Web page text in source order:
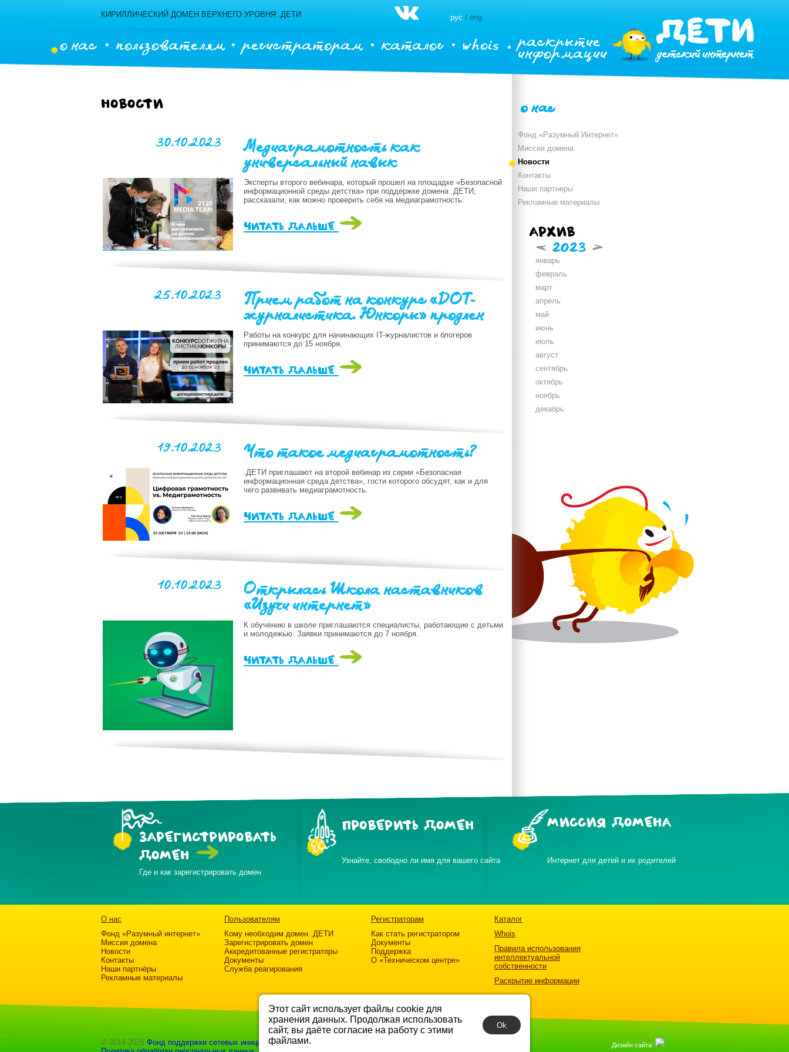
Этот сайт использует файлы cookie для
хранения данных. Продолжая использовать
сайт, вы даёте согласие на работу с этими
файлами.
Ok
КИРИЛЛИЧЕСКИЙ ДОМЕН ВЕРХНЕГО УРОВНЯ .ДЕТИ рус / eng
о нас пользователям регистраторам каталог whois раскрытие
информации
Новости
30.10.2023
Медиаграмотность как
универсальный навык
Эксперты второго вебинара, который прошел на площадке «Безопасной
информационной среды детства» при поддержке домена .ДЕТИ,
рассказали, как можно проверить себя на медиаграмотность.
читать дальше
25.10.2023
Прием работ на конкурс «DOT-
журналистика. Юнкоры» продлен
Работы на конкурс для начинающих IT-журналистов и блогеров
принимаются до 15 ноября.
читать дальше
19.10.2023 Что такое медиаграмотность?
.ДЕТИ приглашают на второй вебинар из серии «Безопасная
информационная среда детства», гости которого обсудят, как и для
чего развивать медиаграмотность.
читать дальше
10.10.2023
Открылась Школа наставников
«Изучи интернет»
К обучению в школе приглашаются специалисты, работающие с детьми
и молодежью. Заявки принимаются до 7 ноября.
читать дальше
о нас
Фонд «Разумный Интернет»
Миссия домена
Новости
Контакты
Наши партнеры
Рекламные материалы
Архив
< 2023 >
январь
февраль
март
апрель
май
июнь
июль
август
сентябрь
октябрь
ноябрь
декабрь
ЗАРЕГИСТРИРОВАТЬ
ДОМЕН
Где и как зарегистрировать домен
ПРОВЕРИТЬ ДОМЕН
Узнайте, свободно ли имя для вашего сайта
МИССИЯ ДОМЕНА
Интернет для детей и их родителей
О нас
Фонд «Разумный интернет»
Миссия домена
Новости
Контакты
Наши партнёры
Рекламные материалы
Пользователям
Кому необходим домен .ДЕТИ
Зарегистрировать домен
Аккредитованные регистраторы
Документы
Служба реагирования
Регистраторам
Как стать регистратором
Документы
Поддержка
О «Техническом центре»
Каталог
Whois
Правила использования
интеллектуальной
собственности
Раскрытие информации
© 2014-2026 Фонд поддержки сетевых инициатив «Разумный Интернет» Дизайн сайта: